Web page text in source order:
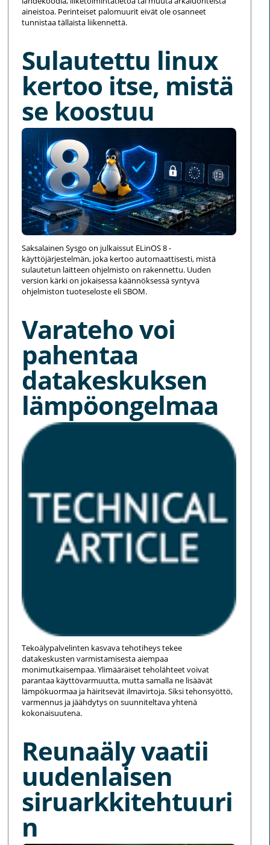
aineistoa. Perinteiset palomuurit eivät ole osanneet
tunnistaa tällaista liikennettä.
Sulautettu linux
kertoo itse, mistä
se koostuu
Saksalainen Sysgo on julkaissut ELinOS 8 -
käyttöjärjestelmän, joka kertoo automaattisesti, mistä
sulautetun laitteen ohjelmisto on rakennettu. Uuden
version kärki on jokaisessa käännöksessä syntyvä
ohjelmiston tuoteseloste eli SBOM.
Varateho voi
pahentaa
datakeskuksen
lämpöongelmaa
Tekoälypalvelinten kasvava tehotiheys tekee
datakeskusten varmistamisesta aiempaa
monimutkaisempaa. Ylimääräiset teholähteet voivat
parantaa käyttövarmuutta, mutta samalla ne lisäävät
lämpökuormaa ja häiritsevät ilmavirtoja. Siksi tehonsyöttö,
varmennus ja jäähdytys on suunniteltava yhtenä
kokonaisuutena.
Reunaäly vaatii
uudenlaisen
siruarkkitehtuuri
n